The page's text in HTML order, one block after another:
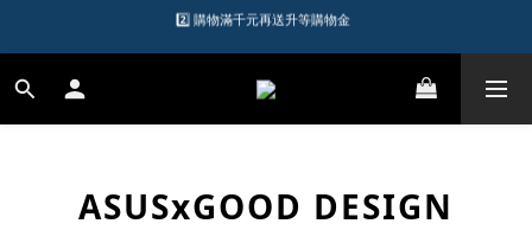
1️⃣ 加入會員送$150購物金
加入LINE好友領優惠券
ASUSxGOOD DESIGN